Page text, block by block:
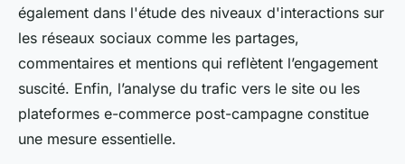
également dans l'étude des niveaux d'interactions sur
les réseaux sociaux comme les partages,
commentaires et mentions qui reflètent l’engagement
suscité. Enfin, l’analyse du trafic vers le site ou les
plateformes e-commerce post-campagne constitue
une mesure essentielle.